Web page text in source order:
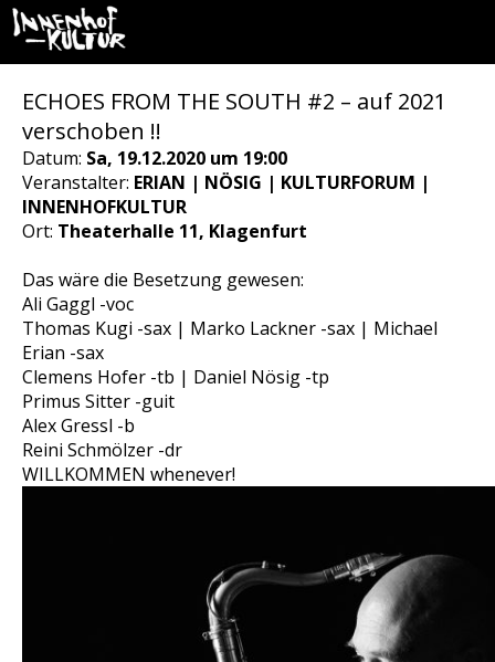
ECHOES FROM THE SOUTH #2 – auf 2021
verschoben !!
Datum: Sa, 19.12.2020 um 19:00
Veranstalter: ERIAN | NÖSIG | KULTURFORUM |
INNENHOFKULTUR
Ort: Theaterhalle 11, Klagenfurt
Das wäre die Besetzung gewesen:
Ali Gaggl -voc
Thomas Kugi -sax | Marko Lackner -sax | Michael
Erian -sax
Clemens Hofer -tb | Daniel Nösig -tp
Primus Sitter -guit
Alex Gressl -b
Reini Schmölzer -dr
WILLKOMMEN whenever!